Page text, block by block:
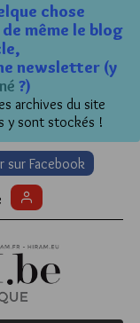
chose
même le blog
newsletter (y
?)
archives du site
y sont stockés !
sur Facebook